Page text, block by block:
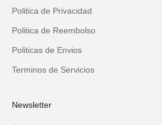
Politica de Privacidad
Politica de Reembolso
Politicas de Envios
Terminos de Servicios
Newsletter